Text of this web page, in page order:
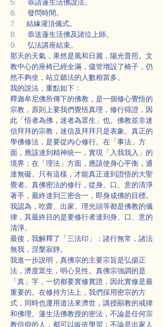
5.      恭請蓮生活佛說法。
6.      發問時間。
7.      結緣灌頂儀式。
8.      恭送蓮生活佛及諸位上師。
9.      弘法講座結束。
那天的天氣，果然是風和日麗，陽光普照。文
教中心的座椅已經全滿，儘管增設了椅子，仍
然不夠坐，站立聽法的人數相當多。
我的說法，重點如下：
釋迦牟尼佛所傳下的佛教，是一個修心覺悟的
宗教，原則上要我們覺悟真理，修行得證，因
此「悟者為佛，迷者為眾生」也。佛教並非迷
信拜拜的宗教，迷信及拜拜只是表象。真正的
學佛修法，是要從內心修行。在「事法」方
面，應該達到精神統一，實現「入我我入」的
境界；在「理法」方面，應該使身心平衡，通
達無礙。只有這樣，才能真正達到證悟的大聖
覺者。真佛密法的修行，從身、口、意的清淨
著手，最終達到三密合一，即身成佛的目標。
我認為，吃齋、出家、理光頭等都是佛教的儀
律，其最終目的是要修行者達到身、口、意的
清淨。
最後，我解釋了「三法印」：諸行無常，諸法
無我，涅槃寂靜。
我進一步說明，真佛宗的主要宗旨是弘揚正
法，濟度眾生，明心見性。真佛宗強調的是
「真」字，一切都要實修實證，因此實修是最
重要的。在修持方法上，我們採用密宗的方
式，同時也運用道法來濟世，講授顯教的戒律
和佛理。蓮生活佛教授的密法，不論是任何宗
教信仰的人，都可以皈依學習；不論是出家人